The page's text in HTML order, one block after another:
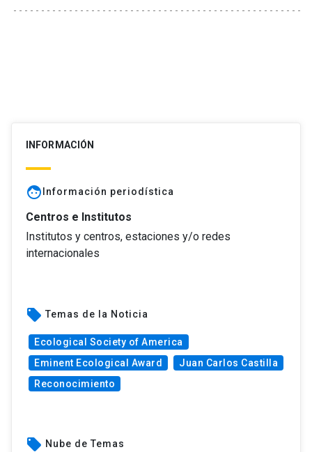
INFORMACIÓN
faceInformación periodística
Centros e Institutos
Institutos y centros, estaciones y/o redes
internacionales
local_offer Temas de la Noticia
Ecological Society of America
Eminent Ecological Award
Juan Carlos Castilla
Reconocimiento
local_offer Nube de Temas